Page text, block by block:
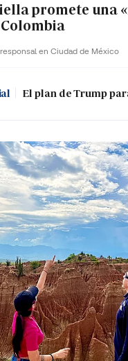
promete una
en Ciudad de México
El plan de Trump